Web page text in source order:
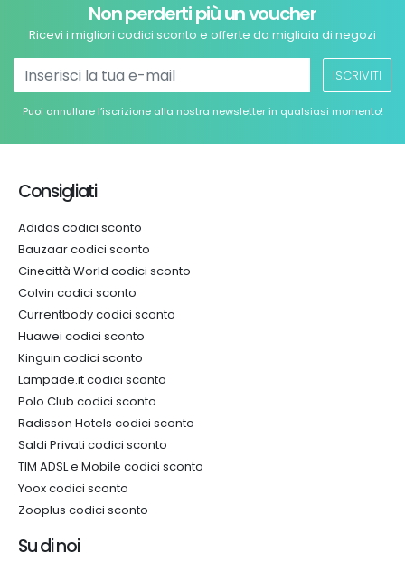
Non perderti più un voucher
Ricevi i migliori codici sconto e offerte da migliaia di negozi
ISCRIVITI
Puoi annullare l’iscrizione alla nostra newsletter in qualsiasi momento!
Consigliati
Adidas codici sconto
Bauzaar codici sconto
Cinecittà World codici sconto
Colvin codici sconto
Currentbody codici sconto
Huawei codici sconto
Kinguin codici sconto
Lampade.it codici sconto
Polo Club codici sconto
Radisson Hotels codici sconto
Saldi Privati codici sconto
TIM ADSL e Mobile codici sconto
Yoox codici sconto
Zooplus codici sconto
Su di noi